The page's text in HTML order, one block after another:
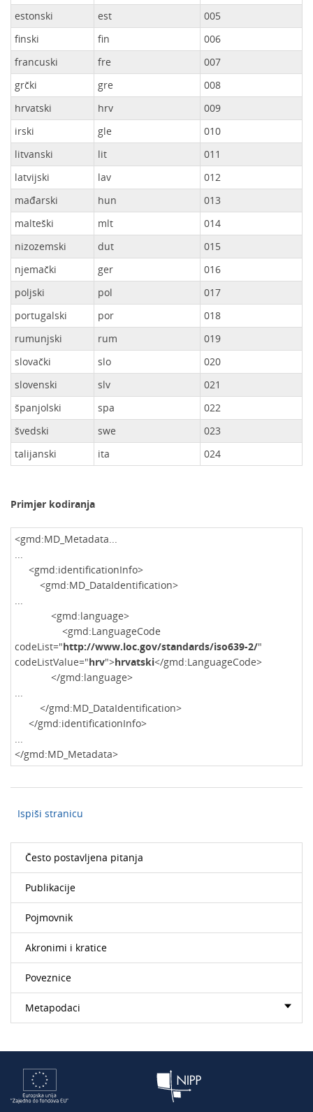
estonski
est
005
finski
fin
006
francuski
fre
007
grčki
gre
008
hrvatski
hrv
009
irski
gle
010
litvanski
lit
011
latvijski
lav
012
mađarski
hun
013
malteški
mlt
014
nizozemski
dut
015
njemački
ger
016
poljski
pol
017
portugalski
por
018
rumunjski
rum
019
slovački
slo
020
slovenski
slv
021
španjolski
spa
022
švedski
swe
023
talijanski
ita 024
Primjer kodiranja
<gmd:MD_Metadata...
...
<gmd:identificationInfo>
<gmd:MD_DataIdentification>
...
<gmd:language>
<gmd:LanguageCode
codeList="http://www.loc.gov/standards/iso639-2/"
codeListValue="hrv">hrvatski</gmd:LanguageCode>
</gmd:language>
...
</gmd:MD_DataIdentification>
</gmd:identificationInfo>
...
</gmd:MD_Metadata>
Ispiši stranicu
Često postavljena pitanja
Publikacije
Pojmovnik
Akronimi i kratice
Poveznice
Metapodaci